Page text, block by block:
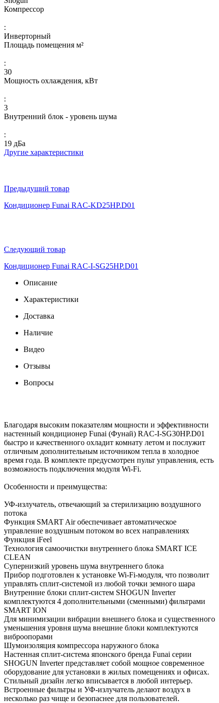
Компрессор
:
Инверторный
Площадь помещения м²
:
30
Мощность охлаждения, кВт
:
3
Внутренний блок - уровень шума
:
19 дБа
Другие характеристики
Предыдущий товар
Кондиционер Funai RAC-KD25HP.D01
Следующий товар
Кондиционер Funai RAC-I-SG25HP.D01
Описание
Характеристики
Доставка
Наличие
Видео
Отзывы
Вопросы
Благодаря высоким показателям мощности и эффективности
настенный кондиционер Funai (Фунай) RAC-I-SG30HP.D01
быстро и качественного охладит комнату летом и послужит
отличным дополнительным источником тепла в холодное
время года. В комплекте предусмотрен пульт управления, есть
возможность подключения модуля Wi-Fi.
Особенности и преимущества:
УФ-излучатель, отвечающий за стерилизацию воздушного
потока
Функция SMART Air обеспечивает автоматическое
управление воздушным потоком во всех направлениях
Функция iFeel
Технология самоочистки внутреннего блока SMART ICE
CLEAN
Супернизкий уровень шума внутреннего блока
Прибор подготовлен к установке Wi-Fi-модуля, что позволит
управлять сплит-системой из любой точки земного шара
Внутренние блоки сплит-систем SHOGUN Inverter
комплектуются 4 дополнительными (сменными) фильтрами
SMART ION
Для минимизации вибрации внешнего блока и существенного
уменьшения уровня шума внешние блоки комплектуются
виброопорами
Шумоизоляция компрессора наружного блока
Настенная сплит-система японского бренда Funai серии
SHOGUN Inverter представляет собой мощное современное
оборудование для установки в жилых помещениях и офисах.
Стильный дизайн легко вписывается в любой интерьер.
Встроенные фильтры и УФ-излучатель делают воздух в
несколько раз чище и безопаснее для пользователей.